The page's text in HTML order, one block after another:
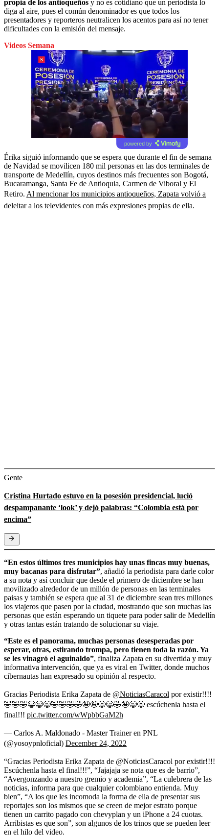
propia de los antioqueños y no es cotidiano que un periodista lo
diga al aire, pues el común denominador es que todos los
presentadores y reporteros neutralicen los acentos para así no tener
dificultades con la emisión del mensaje.
Videos Semana
powered by
Érika siguió informando que se espera que durante el fin de semana
de Navidad se movilicen 180 mil personas en las dos terminales de
transporte de Medellín, cuyos destinos más frecuentes son Bogotá,
Bucaramanga, Santa Fe de Antioquia, Carmen de Viboral y El
Retiro. Al mencionar los municipios antioqueños, Zapata volvió a
deleitar a los televidentes con más expresiones propias de ella.
Gente
Cristina Hurtado estuvo en la posesión presidencial, lució
despampanante ‘look’ y dejó palabras: “Colombia está por
encima”
“En estos últimos tres municipios hay unas fincas muy buenas,
muy bacanas para disfrutar”, añadió la periodista para darle color
a su nota y así concluir que desde el primero de diciembre se han
movilizado alrededor de un millón de personas en las terminales
paisas y también se espera que al 31 de diciembre sean tres millones
los viajeros que pasen por la ciudad, mostrando que son muchas las
personas que están esperando un tiquete para poder salir de Medellín
y otras tantas están tratando de solucionar su viaje.
“Este es el panorama, muchas personas desesperadas por
esperar, otras, estirando trompa, pero tienen toda la razón. Ya
se les vinagró el aguinaldo”, finaliza Zapata en su divertida y muy
informativa intervención, que ya es viral en Twitter, donde muchos
cibernautas han expresado su opinión al respecto.
Gracias Periodista Erika Zapata de @NoticiasCaracol por existir!!!!
🤣🤣🤣😁😁😁🤣🤣🤣🤣🤪🤪😁😁🤣🤪😁😁 escúchenla hasta el
final!!! pic.twitter.com/wWpbbGaM2h
— Carlos A. Maldonado - Master Trainer en PNL
(@yosoypnloficial) December 24, 2022
“Gracias Periodista Erika Zapata de @NoticiasCaracol por existir!!!!
Escúchenla hasta el final!!!”, “Jajajaja se nota que es de barrio”,
“Avergonzando a nuestro gremio y academia”, “La culebrera de las
noticias, informa para que cualquier colombiano entienda. Muy
bien”, “A los que les incomoda la forma de ella de presentar sus
reportajes son los mismos que se creen de mejor estrato porque
tienen un carrito pagado con chevyplan y un iPhone a 24 cuotas.
Arribistas es que son”, son algunos de los trinos que se pueden leer
en el hilo del video.